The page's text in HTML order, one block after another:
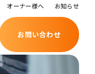
オーナー様へ お知らせ
お問い合わせ